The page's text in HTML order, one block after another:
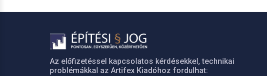
Az előfizetéssel kapcsolatos kérdésekkel, technikai
problémákkal az Artifex Kiadóhoz fordulhat: